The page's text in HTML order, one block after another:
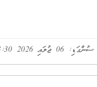
ސުންގަޑި: 06 ޖުލައި 2026 13:30